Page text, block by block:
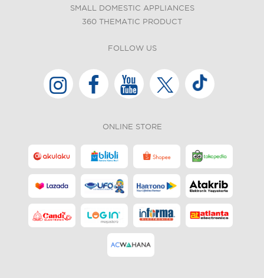
SMALL DOMESTIC APPLIANCES
360 THEMATIC PRODUCT
FOLLOW US
ONLINE STORE